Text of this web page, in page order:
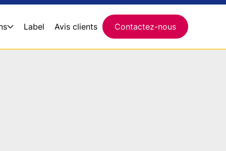
Label Avis clients Contactez-nous